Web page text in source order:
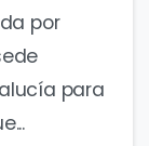
por
para